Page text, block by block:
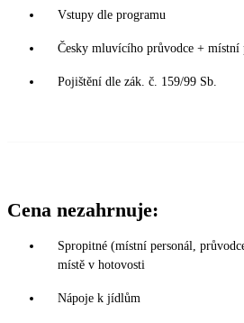
Vstupy dle programu
Česky mluvícího průvodce + místní
Pojištění dle zák. č. 159/99 Sb.
Cena nezahrnuje:
Spropitné (místní personál,
místě v hotovosti
Nápoje k jídlům